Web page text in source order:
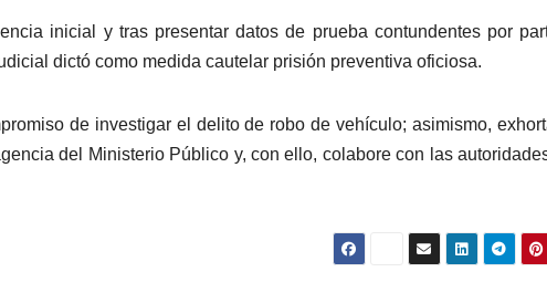
inicial y tras presentar datos de prueba contundentes por
dictó como medida cautelar prisión preventiva oficiosa.
de investigar el delito de robo de vehículo; asimismo,
del Ministerio Público y, con ello, colabore con las